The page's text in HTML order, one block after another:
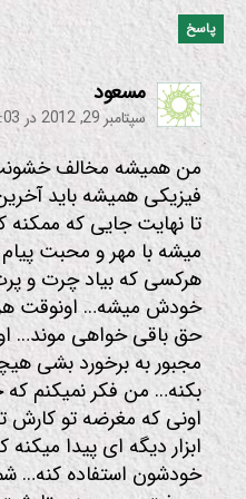
پاسخ
مسعود:
سپتامبر 29, 2012 در 15:03
من همیشه مخالف
فیزیکی همیشه باید
تا نهایت جایی که ممکنه
میشه با مهر و محبت
هرکسی که بیاد چرت و
خودش میشه… اونوقت
حق باقی خواهی موند…
مجبور به برخورد بشی
بکنه… من فکر نمیکنم
اونی که مغرضه تو کارش
ابزار دیگه ای پیدا
خودشون استفاده کنه…